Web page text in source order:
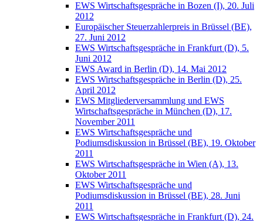
EWS Wirtschaftsgespräche in Bozen (I), 20. Juli
2012
Europäischer Steuerzahlerpreis in Brüssel (BE),
27. Juni 2012
EWS Wirtschaftsgespräche in Frankfurt (D), 5.
Juni 2012
EWS Award in Berlin (D), 14. Mai 2012
EWS Wirtschaftsgespräche in Berlin (D), 25.
April 2012
EWS Mitgliederversammlung und EWS
Wirtschaftsgespräche in München (D), 17.
November 2011
EWS Wirtschaftsgespräche und
Podiumsdiskussion in Brüssel (BE), 19. Oktober
2011
EWS Wirtschaftsgespräche in Wien (A), 13.
Oktober 2011
EWS Wirtschaftsgespräche und
Podiumsdiskussion in Brüssel (BE), 28. Juni
2011
EWS Wirtschaftsgespräche in Frankfurt (D), 24.